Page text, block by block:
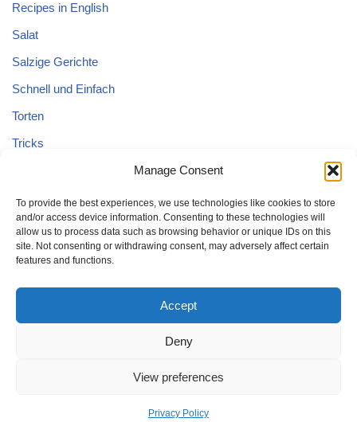
Manage Consent
To provide the best experiences, we use technologies like cookies to store
and/or access device information. Consenting to these technologies will
allow us to process data such as browsing behavior or unique IDs on this
site. Not consenting or withdrawing consent, may adversely affect certain
features and functions.
Accept
Deny
View preferences
Privacy Policy
Recipes in English
Salat
Salzige Gerichte
Schnell und Einfach
Torten
Tricks
Uncategorized
Vegane Kuchen
Schnell und Einfach
Gesund
| Powered byWordPress